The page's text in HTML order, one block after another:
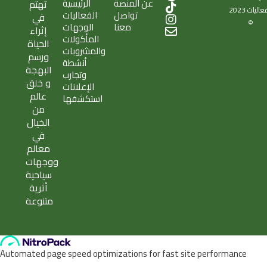
تهتم
في
إثراء
الحياة
ورسم
البهجة
و خلق
عالم
من
الخيال
في
معالم
ووجهات
سياحية
أثرية
متنوعة
الرئيسية
الفعاليات
الوجهات
المأكولات
والمشروبات
أنشطة
وتجارب
الإعلانات
استكشفها
عن المنصة
تواصل
معنا
t
w
i
t
a
p
c
h
k
t
o
k
s
t
a
g
v
e
l
o
2023
©